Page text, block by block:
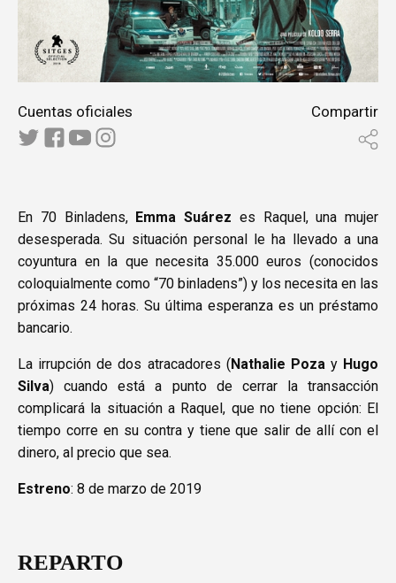
Cuentas oficiales Compartir
En 70 Binladens, Emma Suárez es Raquel, una mujer
desesperada. Su situación personal le ha llevado a una
coyuntura en la que necesita 35.000 euros (conocidos
coloquialmente como “70 binladens”) y los necesita en las
próximas 24 horas. Su última esperanza es un préstamo
bancario.
La irrupción de dos atracadores (Nathalie Poza y Hugo
Silva) cuando está a punto de cerrar la transacción
complicará la situación a Raquel, que no tiene opción: El
tiempo corre en su contra y tiene que salir de allí con el
dinero, al precio que sea.
Estreno: 8 de marzo de 2019
REPARTO